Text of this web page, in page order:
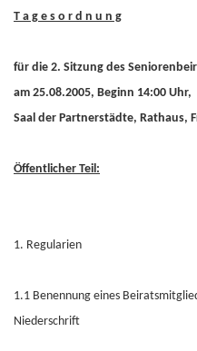
T a g e s o r d n u n g
für die 2. Sitzung des
am 25.08.2005, Beginn 14:00 Uhr,
Saal der Partnerstädte, Rathaus,
Öffentlicher Teil:
1. Regularien
1.1 Benennung eines
Niederschrift